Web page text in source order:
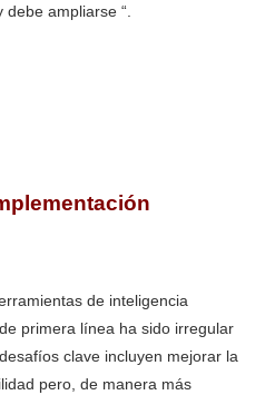
ampliarse “.
de inteligencia
primera línea ha sido irregular
clave incluyen mejorar la
pero, de manera más